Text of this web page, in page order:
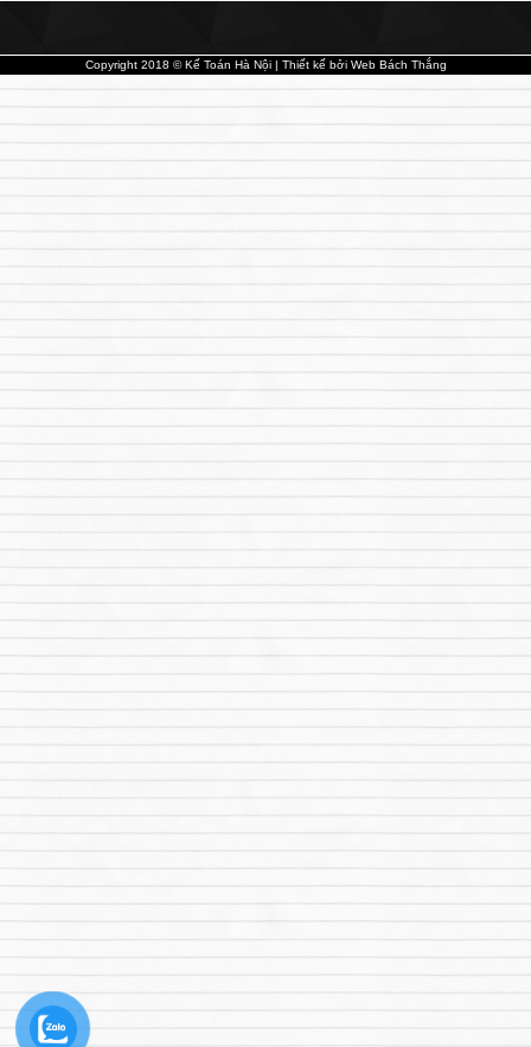
Copyright 2018 © Kế Toán Hà Nội | Thiết kế bởi Web Bách Thắng